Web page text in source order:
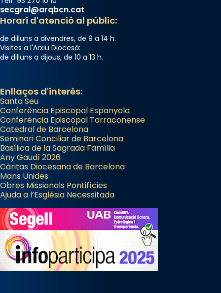
secgral@arqbcn.cat
Horari d'atenció al públic:
de dilluns a divendres, de 9 a 14 h.
Visites a l'Arxiu Diocesà:
de dilluns a dijous, de 10 a 13 h.
Enllaços d'interès:
Santa Seu
Conferència Episcopal Espanyola
Conferència Episcopal Tarraconense
Catedral de Barcelona
Seminari Conciliar de Barcelona
Basílica de la Sagrada Família
Any Gaudí 2026
Càritas Diocesana de Barcelona
Mans Unides
Obres Missionals Pontifícies
Ajuda a l’Església Necessitada